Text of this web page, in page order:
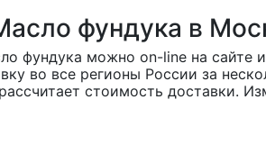
фундука в
фундука можно on-line на сайте
во все регионы России за
стоимость доставки.